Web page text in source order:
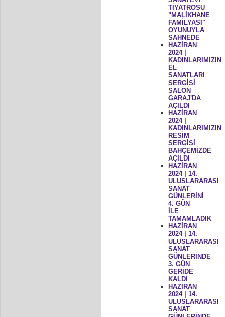
TİYATROSU
"MALİKHANE
FAMİLYASI"
OYUNUYLA
SAHNEDE
HAZİRAN
2024 |
KADINLARIMIZIN
EL
SANATLARI
SERGİSİ
SALON
GARAJ'DA
AÇILDI
HAZİRAN
2024 |
KADINLARIMIZIN
RESİM
SERGİSİ
BAHÇEMİZDE
AÇILDI
HAZİRAN
2024 | 14.
ULUSLARARASI
SANAT
GÜNLERİNİ
4. GÜN
İLE
TAMAMLADIK
HAZİRAN
2024 | 14.
ULUSLARARASI
SANAT
GÜNLERİNDE
3. GÜN
GERİDE
KALDI
HAZİRAN
2024 | 14.
ULUSLARARASI
SANAT